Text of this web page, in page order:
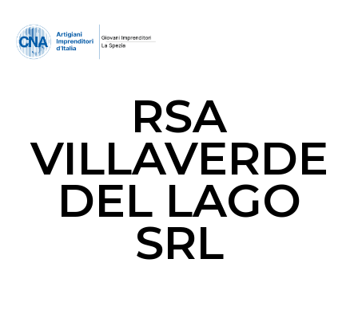
RSA
VILLAVERDE
DEL LAGO
SRL